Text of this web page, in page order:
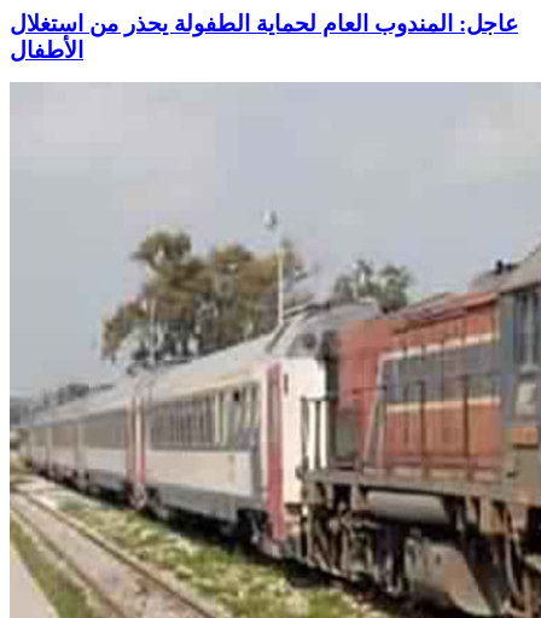
عاجل: المندوب العام لحماية الطفولة يحذر من استغلال
الأطفال